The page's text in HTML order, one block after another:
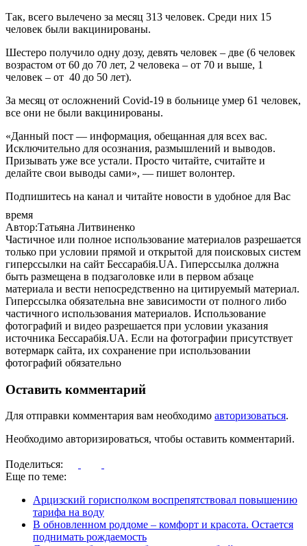
Так, всего вылечено за месяц 313 человек. Среди них 15
человек были вакцинированы.
Шестеро получило одну дозу, девять человек – две (6 человек
возрастом от 60 до 70 лет, 2 человека – от 70 и выше, 1
человек – от 40 до 50 лет).
За месяц от осложнений Covid-19 в больнице умер 61 человек,
все они не были вакцинированы.
«Данный пост — информация, обещанная для всех вас.
Исключительно для осознания, размышлений и выводов.
Призывать уже все устали. Просто читайте, считайте и
делайте свои выводы сами», — пишет волонтер.
Подпишитесь на канал и читайте новости в удобное для Вас
время
Автор:Татьяна Литвиненко
Частичное или полное использование материалов разрешается
только при условии прямой и открытой для поисковых систем
гиперссылки на сайт Бессарабія.UA. Гиперссылка должна
быть размещена в подзаголовке или в первом абзаце
материала и вести непосредственно на цитируемый материал.
Гиперссылка обязательна вне зависимости от полного либо
частичного использования материалов. Использование
фотографий и видео разрешается при условии указания
источника Бессарабія.UA. Если на фотографии присутствует
вотермарк сайта, их сохранение при использовании
фотографий обязательно
Оставить комментарий
Для отправки комментария вам необходимо авторизоваться.
Необходимо авторизироваться, чтобы оставить комментарий.
Поделиться:
Еще по теме:
Арцизский горисполком воспрепятствовал повышению
тарифа на воду
В обновленном роддоме – комфорт и красота. Остается
поднимать рождаемость